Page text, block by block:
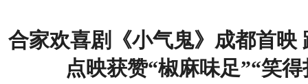
合家欢喜剧《小气鬼》成都首映
点映获赞“椒麻味足”“笑